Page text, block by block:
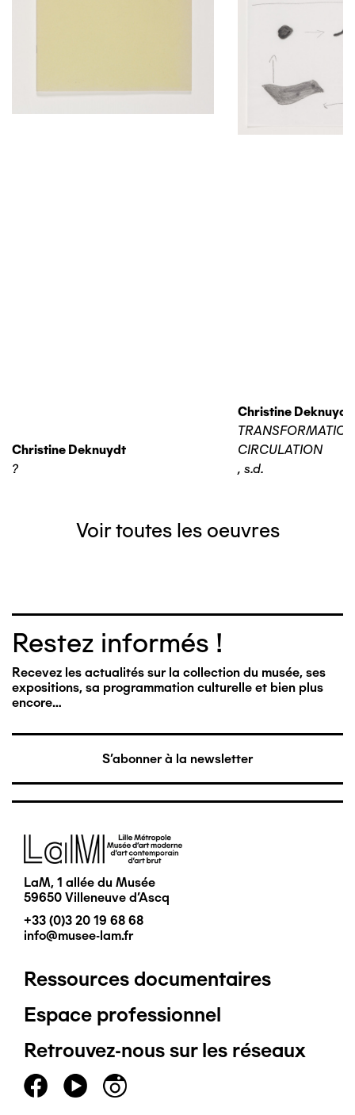
Christine Deknuydt
?
Christine Deknuydt
TRANSFORMATION
CIRCULATION
, s.d.
Voir toutes les oeuvres
Restez informés !
Recevez les actualités sur la collection du musée, ses
expositions, sa programmation culturelle et bien plus
encore…
S'abonner à la newsletter
Image
LaM, 1 allée du Musée
59650 Villeneuve d'Ascq
+33 (0)3 20 19 68 68
info@musee-lam.fr
Pied
de
page
principal
Ressources documentaires
Espace professionnel
Retrouvez-nous sur les réseaux